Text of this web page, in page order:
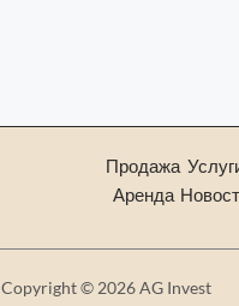
Продажа
Аренда
Copyright © 2026 AG Invest